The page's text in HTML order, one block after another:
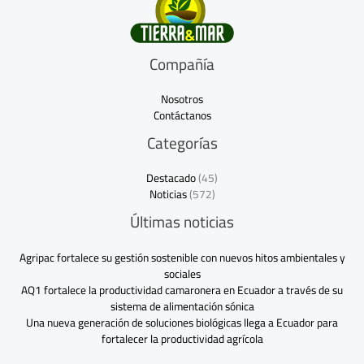
Compañía
Nosotros
Contáctanos
Categorías
Destacado(45)
Noticias(572)
Últimas noticias
Agripac fortalece su gestión sostenible con nuevos hitos ambientales y
sociales
AQ1 fortalece la productividad camaronera en Ecuador a través de su
sistema de alimentación sónica
Una nueva generación de soluciones biológicas llega a Ecuador para
fortalecer la productividad agrícola